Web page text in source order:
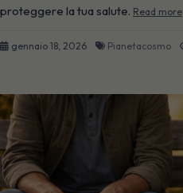
proteggere la tua salute. Read more
gennaio 18, 2026 Pianetacosmo